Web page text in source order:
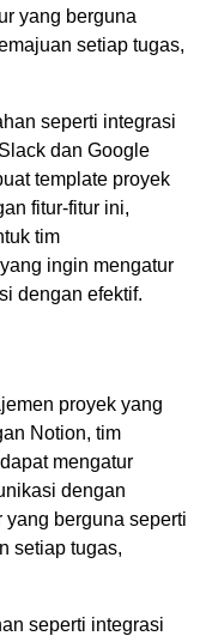
yang berguna
setiap tugas,
seperti integrasi
dan Google
template proyek
fitur-fitur ini,
tim
ingin mengatur
dengan efektif.
proyek yang
Notion, tim
mengatur
dengan
berguna seperti
setiap tugas,
seperti integrasi